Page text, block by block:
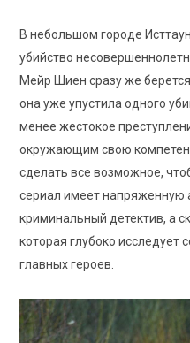
В небольшом городе
убийство
Мейр Шиен сразу же
она уже упустила одного
менее жестокое
окружающим свою
сделать все возможное,
сериал имеет напряженную
криминальный детектив, а
которая глубоко исследует
главных героев.